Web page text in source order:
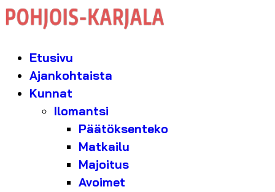
Etusivu
Ajankohtaista
Kunnat
Ilomantsi
Päätöksenteko
Matkailu
Majoitus
Avoimet